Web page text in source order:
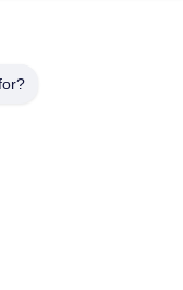
を-角に水平になる